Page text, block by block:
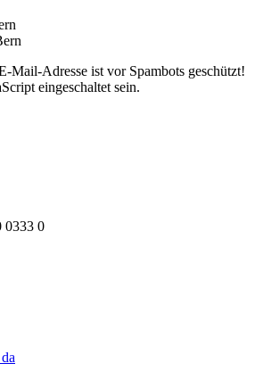
Mail-Adresse ist vor Spambots geschützt!
eingeschaltet sein.
0333 0